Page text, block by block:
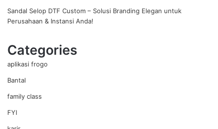
Sandal Selop DTF Custom – Solusi Branding Elegan untuk
Perusahaan & Instansi Anda!
Categories
aplikasi frogo
Bantal
family class
FYI